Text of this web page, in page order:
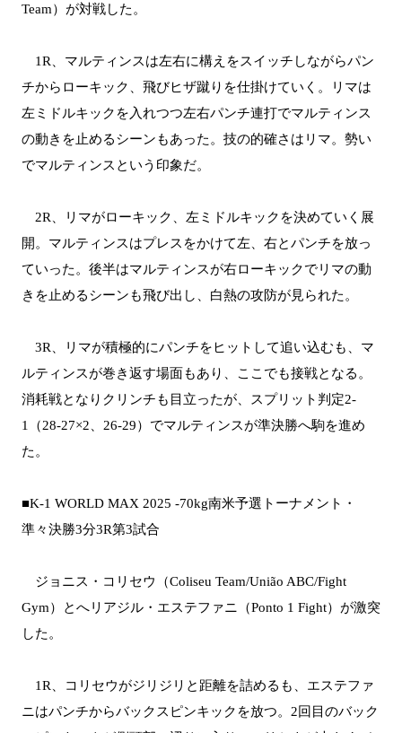
Team）が対戦した。
1R、マルティンスは左右に構えをスイッチしながらパン
チからローキック、飛びヒザ蹴りを仕掛けていく。リマは
左ミドルキックを入れつつ左右パンチ連打でマルティンス
の動きを止めるシーンもあった。技の的確さはリマ。勢い
でマルティンスという印象だ。
2R、リマがローキック、左ミドルキックを決めていく展
開。マルティンスはプレスをかけて左、右とパンチを放っ
ていった。後半はマルティンスが右ローキックでリマの動
きを止めるシーンも飛び出し、白熱の攻防が見られた。
3R、リマが積極的にパンチをヒットして追い込むも、マ
ルティンスが巻き返す場面もあり、ここでも接戦となる。
消耗戦となりクリンチも目立ったが、スプリット判定2-
1（28-27×2、26-29）でマルティンスが準決勝へ駒を進め
た。
■K-1 WORLD MAX 2025 -70kg南米予選トーナメント・
準々決勝3分3R第3試合
ジョニス・コリセウ（Coliseu Team/União ABC/Fight
Gym）とへリアジル・エステファニ（Ponto 1 Fight）が激突
した。
1R、コリセウがジリジリと距離を詰めるも、エステファ
ニはパンチからバックスピンキックを放つ。2回目のバック